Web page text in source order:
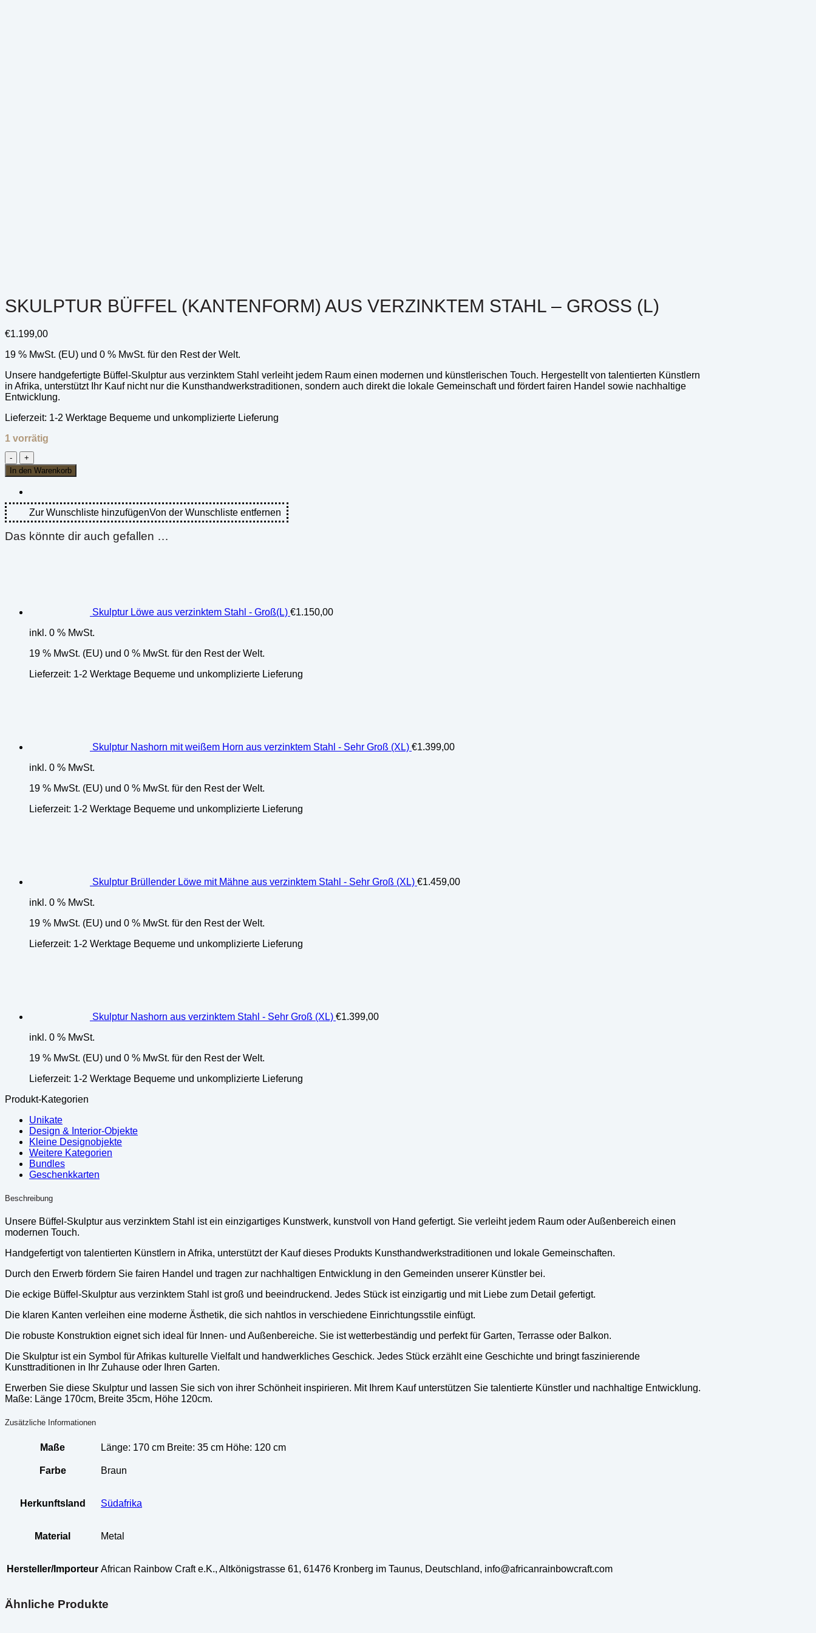
SKULPTUR BÜFFEL (KANTENFORM) AUS VERZINKTEM STAHL – GROSS (L)
€1.199,00
19 % MwSt. (EU) und 0 % MwSt. für den Rest der Welt.
Unsere handgefertigte Büffel-Skulptur aus verzinktem Stahl verleiht jedem Raum einen modernen und künstlerischen Touch. Hergestellt von talentierten Künstlern
in Afrika, unterstützt Ihr Kauf nicht nur die Kunsthandwerkstraditionen, sondern auch direkt die lokale Gemeinschaft und fördert fairen Handel sowie nachhaltige
Entwicklung.
Lieferzeit: 1-2 Werktage Bequeme und unkomplizierte Lieferung
1 vorrätig
Skulptur
Büffel
(Kantenform)
aus
Stahl
-
Groß
(L)
In den Warenkorb
Zur Wunschliste hinzufügenVon der Wunschliste entfernen
Das könnte dir auch gefallen …
Skulptur Löwe aus verzinktem Stahl - Groß(L) €1.150,00
inkl. 0 % MwSt.
19 % MwSt. (EU) und 0 % MwSt. für den Rest der Welt.
Lieferzeit: 1-2 Werktage Bequeme und unkomplizierte Lieferung
Skulptur Nashorn mit weißem Horn aus verzinktem Stahl - Sehr Groß (XL) €1.399,00
inkl. 0 % MwSt.
19 % MwSt. (EU) und 0 % MwSt. für den Rest der Welt.
Lieferzeit: 1-2 Werktage Bequeme und unkomplizierte Lieferung
Skulptur Brüllender Löwe mit Mähne aus verzinktem Stahl - Sehr Groß (XL) €1.459,00
inkl. 0 % MwSt.
19 % MwSt. (EU) und 0 % MwSt. für den Rest der Welt.
Lieferzeit: 1-2 Werktage Bequeme und unkomplizierte Lieferung
Skulptur Nashorn aus verzinktem Stahl - Sehr Groß (XL) €1.399,00
inkl. 0 % MwSt.
19 % MwSt. (EU) und 0 % MwSt. für den Rest der Welt.
Lieferzeit: 1-2 Werktage Bequeme und unkomplizierte Lieferung
Produkt-Kategorien
Unikate
Design & Interior-Objekte
Kleine Designobjekte
Weitere Kategorien
Bundles
Geschenkkarten
Beschreibung
Unsere Büffel-Skulptur aus verzinktem Stahl ist ein einzigartiges Kunstwerk, kunstvoll von Hand gefertigt. Sie verleiht jedem Raum oder Außenbereich einen
modernen Touch.
Handgefertigt von talentierten Künstlern in Afrika, unterstützt der Kauf dieses Produkts Kunsthandwerkstraditionen und lokale Gemeinschaften.
Durch den Erwerb fördern Sie fairen Handel und tragen zur nachhaltigen Entwicklung in den Gemeinden unserer Künstler bei.
Die eckige Büffel-Skulptur aus verzinktem Stahl ist groß und beeindruckend. Jedes Stück ist einzigartig und mit Liebe zum Detail gefertigt.
Die klaren Kanten verleihen eine moderne Ästhetik, die sich nahtlos in verschiedene Einrichtungsstile einfügt.
Die robuste Konstruktion eignet sich ideal für Innen- und Außenbereiche. Sie ist wetterbeständig und perfekt für Garten, Terrasse oder Balkon.
Die Skulptur ist ein Symbol für Afrikas kulturelle Vielfalt und handwerkliches Geschick. Jedes Stück erzählt eine Geschichte und bringt faszinierende
Kunsttraditionen in Ihr Zuhause oder Ihren Garten.
Erwerben Sie diese Skulptur und lassen Sie sich von ihrer Schönheit inspirieren. Mit Ihrem Kauf unterstützen Sie talentierte Künstler und nachhaltige Entwicklung.
Maße: Länge 170cm, Breite 35cm, Höhe 120cm.
Zusätzliche Informationen
Maße Länge: 170 cm Breite: 35 cm Höhe: 120 cm
Farbe Braun
Herkunftsland Südafrika
Material Metal
Hersteller/Importeur African Rainbow Craft e.K., Altkönigstrasse 61, 61476 Kronberg im Taunus, Deutschland, info@africanrainbowcraft.com
Ähnliche Produkte